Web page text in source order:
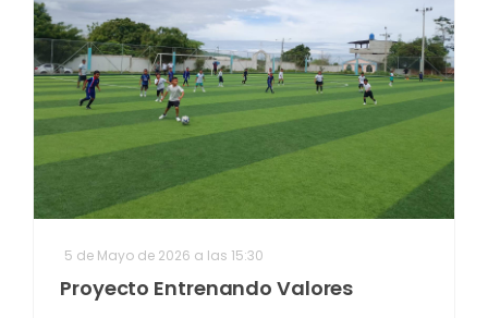
5 de Mayo de 2026 a las 15:30
Proyecto Entrenando Valores